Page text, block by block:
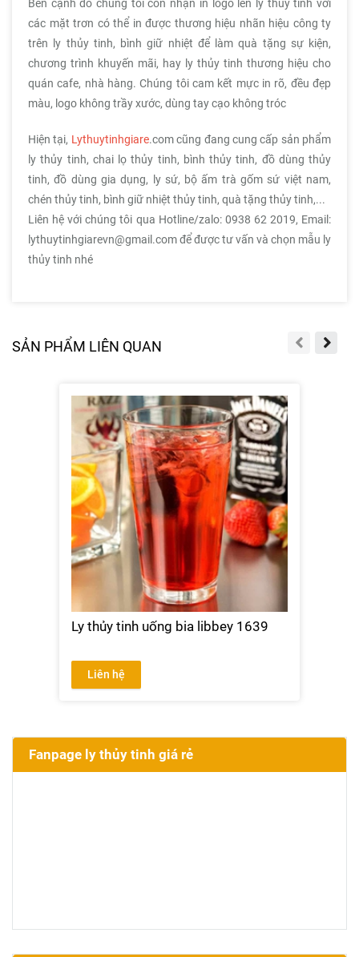
Bên cạnh đó chúng tôi còn nhận in logo lên ly thủy tinh với
các mặt trơn có thể in được thương hiệu nhãn hiệu công ty
trên ly thủy tinh, bình giữ nhiệt để làm quà tặng sự kiện,
chương trình khuyến mãi, hay ly thủy tinh thương hiệu cho
quán cafe, nhà hàng. Chúng tôi cam kết mực in rõ, đều đẹp
màu, logo không trầy xước, dùng tay cạo không tróc
Hiện tại, Lythuytinhgiare.com cũng đang cung cấp sản phẩm
ly thủy tinh, chai lọ thủy tinh, bình thủy tinh, đồ dùng thủy
tinh, đồ dùng gia dụng, ly sứ, bộ ấm trà gốm sứ việt nam,
chén thủy tinh, bình giữ nhiệt thủy tinh, quà tặng thủy tinh,...
Liên hệ với chúng tôi qua Hotline/zalo: 0938 62 2019, Email:
lythuytinhgiarevn@gmail.com để được tư vấn và chọn mẫu ly
thủy tinh nhé
SẢN PHẨM LIÊN QUAN
Ly thủy tinh uống bia libbey 1639
Liên hệ
Fanpage ly thủy tinh giá rẻ